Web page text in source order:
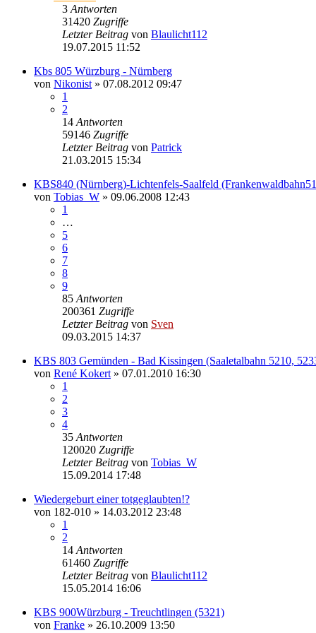
3 Antworten
31420 Zugriffe
Letzter Beitrag von Blaulicht112
19.07.2015 11:52
Kbs 805 Würzburg - Nürnberg
von Nikonist » 07.08.2012 09:47
1
2
14 Antworten
59146 Zugriffe
Letzter Beitrag von Patrick
21.03.2015 15:34
KBS840 (Nürnberg)-Lichtenfels-Saalfeld
von Tobias_W » 09.06.2008 12:43
1
…
5
6
7
8
9
85 Antworten
200361 Zugriffe
Letzter Beitrag von Sven
09.03.2015 14:37
KBS 803 Gemünden - Bad Kissingen (Saaletalbahn 5210,
von René Kokert » 07.01.2010 16:30
1
2
3
4
35 Antworten
120020 Zugriffe
Letzter Beitrag von Tobias_W
15.09.2014 17:48
Wiedergeburt einer totgeglaubten!?
von 182-010 » 14.03.2012 23:48
1
2
14 Antworten
61460 Zugriffe
Letzter Beitrag von Blaulicht112
15.05.2014 16:06
KBS 900Würzburg - Treuchtlingen (5321)
von Franke » 26.10.2009 13:50